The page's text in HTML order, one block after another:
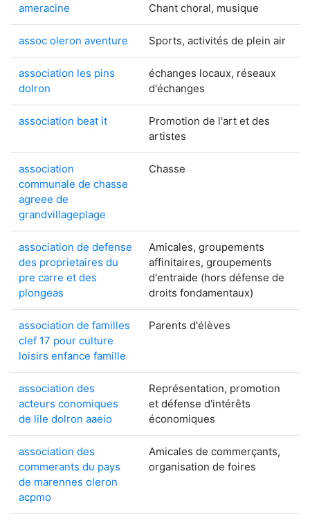
ameracine Chant choral, musique
assoc oleron aventure Sports, activités de plein air
association les pins
dolron
échanges locaux, réseaux
d'échanges
association beat it
Promotion de l'art et des
artistes
association
communale de chasse
agreee de
grandvillageplage
Chasse
association de defense
des proprietaires du
pre carre et des
plongeas
Amicales, groupements
affinitaires, groupements
d'entraide (hors défense de
droits fondamentaux)
association de familles
clef 17 pour culture
loisirs enfance famille
Parents d'élèves
association des
acteurs conomiques
de lile dolron aaeio
Représentation, promotion
et défense d'intérêts
économiques
association des
commerants du pays
de marennes oleron
acpmo
Amicales de commerçants,
organisation de foires